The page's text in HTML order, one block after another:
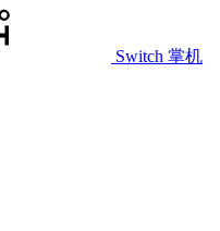
Switch 掌机